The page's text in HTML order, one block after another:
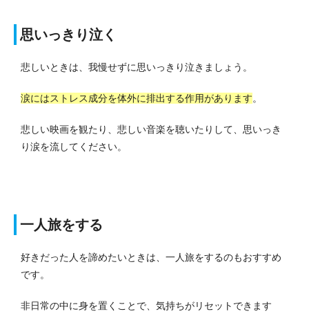
思いっきり泣く
悲しいときは、我慢せずに思いっきり泣きましょう。
涙にはストレス成分を体外に排出する作用があります。
悲しい映画を観たり、悲しい音楽を聴いたりして、思いっき
り涙を流してください。
一人旅をする
好きだった人を諦めたいときは、一人旅をするのもおすすめ
です。
非日常の中に身を置くことで、気持ちがリセットできます